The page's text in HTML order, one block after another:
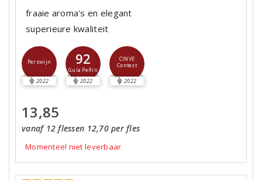
fraaie aroma's en elegant
superieure kwaliteit
Perswijn
2022
92
Guía Peñín
2022
CINVE
Contest
2022
13,85
vanaf 12 flessen 12,70 per fles
Momenteel niet leverbaar